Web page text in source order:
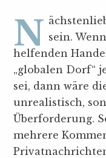
Nächstenliebe sollte örtlich begrenzt sein.
helfenden
„globalen Dorf“
sei, dann wäre
unrealistisch,
Überforderung.
mehrere